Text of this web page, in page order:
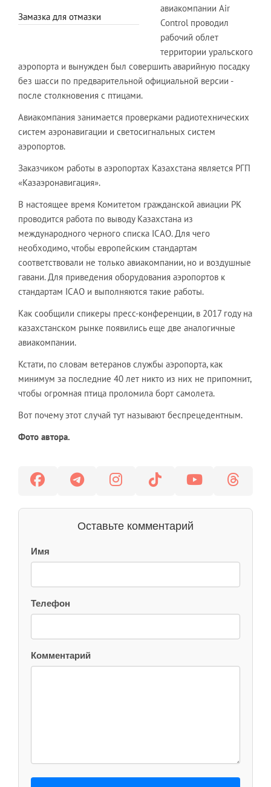
Замазка для отмазки
авиакомпании Air
Control проводил
рабочий облет
территории уральского
аэропорта и вынужден был совершить аварийную посадку
без шасси по предварительной официальной версии -
после столкновения с птицами.
Авиакомпания занимается проверками радиотехнических
систем аэронавигации и светосигнальных систем
аэропортов.
Заказчиком работы в аэропортах Казахстана является РГП
«Казаэронавигация».
В настоящее время Комитетом гражданской авиации РК
проводится работа по выводу Казахстана из
международного черного списка ICAO. Для чего
необходимо, чтобы европейским стандартам
соответствовали не только авиакомпании, но и воздушные
гавани. Для приведения оборудования аэропортов к
стандартам ICAO и выполняются такие работы.
Как сообщили спикеры пресс-конференции, в 2017 году на
казахстанском рынке появились еще две аналогичные
авиакомпании.
Кстати, по словам ветеранов службы аэропорта, как
минимум за последние 40 лет никто из них не припомнит,
чтобы огромная птица проломила борт самолета.
Вот почему этот случай тут называют беспрецедентным.
Фото автора.
Оставьте комментарий
Имя
Телефон
Комментарий